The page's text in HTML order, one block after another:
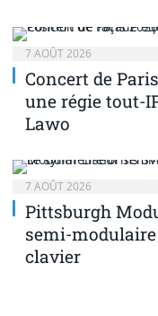
7 AOÛT 2026
Concert de
une régie tout-
Lawo
7 AOÛT 2026
Pittsburgh
semi-
clavier